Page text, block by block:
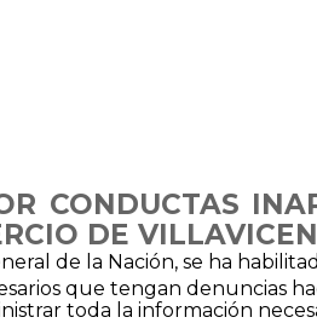
CONDUCTAS
DE
de la Nación, se ha
que tengan denuncias
toda la información